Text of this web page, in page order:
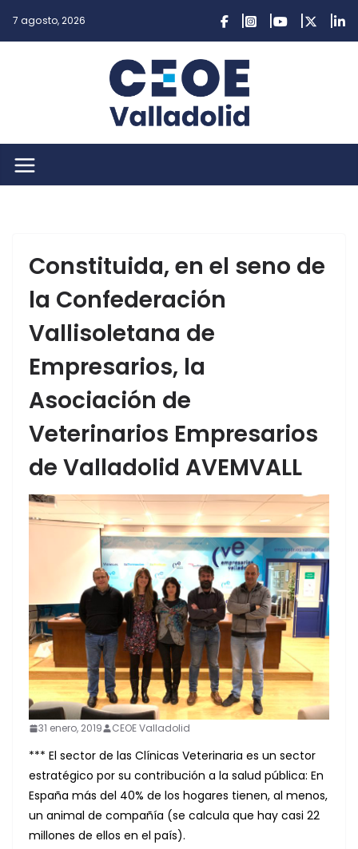
7 agosto, 2026
Constituida, en el seno de
la Confederación
Vallisoletana de
Empresarios, la
Asociación de
Veterinarios Empresarios
de Valladolid AVEMVALL
31 enero, 2019 CEOE Valladolid
*** El sector de las Clínicas Veterinaria es un sector
estratégico por su contribución a la salud pública: En
España más del 40% de los hogares tienen, al menos,
un animal de compañía (se calcula que hay casi 22
millones de ellos en el país).